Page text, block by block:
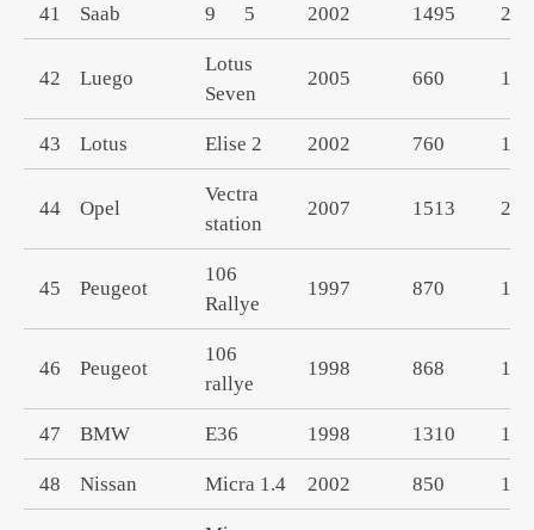
41 Saab 9 5 2002 1495
42 Luego
Lotus
Seven
2005 660
43 Lotus Elise 2 2002 760
44 Opel
Vectra
station
2007 1513
45 Peugeot
106
Rallye
1997 870
46 Peugeot
106
rallye
1998 868
47 BMW E36 1998 1310
48 Nissan Micra 1.4 2002 850